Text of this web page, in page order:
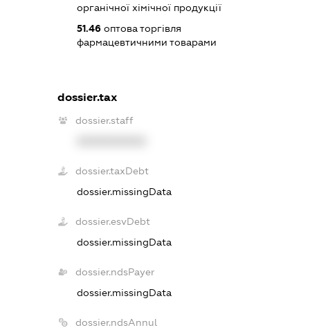
органічної хімічної продукції
51.46оптова торгівля
фармацевтичними товарами
dossier.tax
dossier.staff
dossier.taxDebt
dossier.missingData
dossier.esvDebt
dossier.missingData
dossier.ndsPayer
dossier.missingData
dossier.ndsAnnul